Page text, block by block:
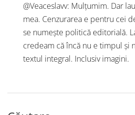
@Veaceslavv: Mulțumim. Dar
mea. Cenzurarea e pentru cei
se numește politică editorială.
credeam că încă nu e timpul și
textul integral. Inclusiv imagini.